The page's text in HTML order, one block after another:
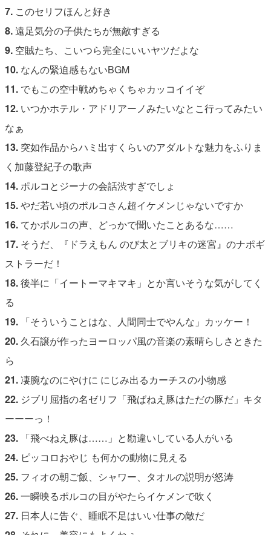
7.このセリフほんと好き
8.遠足気分の子供たちが無敵すぎる
9.空賊たち、こいつら完全にいいヤツだよな
10.なんの緊迫感もないBGM
11.でもこの空中戦めちゃくちゃカッコイイぞ
12.いつかホテル・アドリアーノみたいなとこ行ってみたい
なぁ
13.突如作品からハミ出すくらいのアダルトな魅力をふりま
く加藤登紀子の歌声
14.ポルコとジーナの会話渋すぎでしょ
15.やだ若い頃のポルコさん超イケメンじゃないですか
16.てかポルコの声、どっかで聞いたことあるな……
17.そうだ、『ドラえもん のび太とブリキの迷宮』のナポギ
ストラーだ！
18.後半に「イートーマキマキ」とか言いそうな気がしてく
る
19.「そういうことはな、人間同士でやんな」カッケー！
20.久石譲が作ったヨーロッパ風の音楽の素晴らしさときた
ら
21.凄腕なのにやけに にじみ出るカーチスの小物感
22.ジブリ屈指の名ゼリフ「飛ばねえ豚はただの豚だ」キタ
ーーーっ！
23.「飛べねえ豚は……」と勘違いしている人がいる
24.ピッコロおやじ も何かの動物に見える
25.フィオの朝ご飯、シャワー、タオルの説明が怒涛
26.一瞬映るポルコの目がやたらイケメンで吹く
27.日本人に告ぐ、睡眠不足はいい仕事の敵だ